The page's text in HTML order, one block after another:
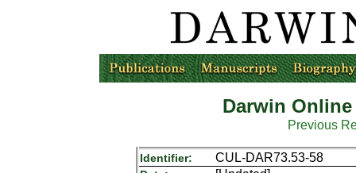
Darwin
Previous
Identifier: CUL-DAR73.53-58